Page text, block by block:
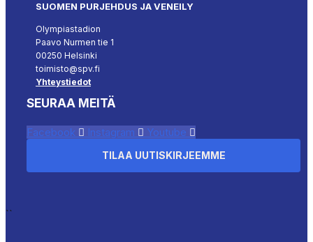
SUOMEN PURJEHDUS JA VENEILY
Olympiastadion
Paavo Nurmen tie 1
00250 Helsinki
toimisto@spv.fi
Yhteystiedot
SEURAA MEITÄ
Facebook Instagram Youtube
TILAA UUTISKIRJEEMME
``